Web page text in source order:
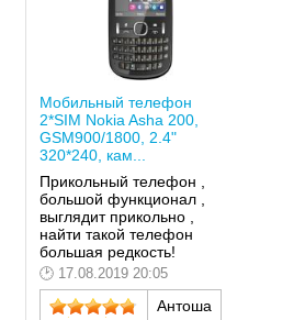
- Слабый вибровызов
(вероятно из-за общей
массы аппарата).
Мобильный телефон
2*SIM Nokia Asha 200,
GSM900/1800, 2.4"
320*240, кам...
Прикольный телефон ,
большой функционал ,
выглядит прикольно ,
найти такой телефон
большая редкость!
17.08.2019 20:05
Антоша